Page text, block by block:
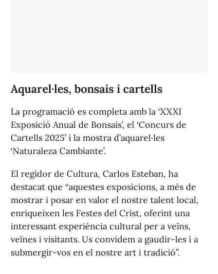
Aquarel·les, bonsais i cartells
La programació es completa amb la ‘XXXI
Exposició Anual de Bonsais’, el ‘Concurs de
Cartells 2025’ i la mostra d’aquarel·les
‘Naturaleza Cambiante’.
El regidor de Cultura, Carlos Esteban, ha
destacat que “aquestes exposicions, a més de
mostrar i posar en valor el nostre talent local,
enriqueixen les Festes del Crist, oferint una
interessant experiència cultural per a veïns,
veïnes i visitants. Us convidem a gaudir-les i a
submergir-vos en el nostre art i tradició”.